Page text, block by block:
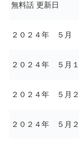
無料話 更新日
２０２４年 ５月
２０２４年 ５月
２０２４年 ５月
２０２４年 ５月